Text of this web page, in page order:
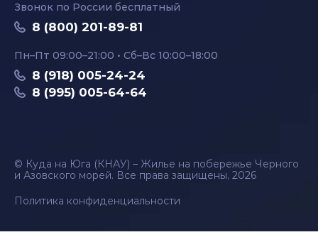
Звонок по России бесплатный
8 (800) 201-89-81
Пн–Пт 09:00–21:00 • Сб–Вс 10:00–18:00
8 (918) 005-24-24
8 (995) 005-64-64
© Куда на Юга (КНАУ) – Жилье на побережье Черного
и Азовского морей. Все права защищены, 2026
Политика конфиденциальности